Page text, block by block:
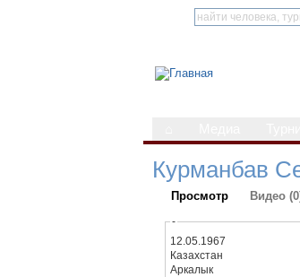
Курманбав
Просмотр Видео
-
12.05.1967
Казахстан
Аркалык